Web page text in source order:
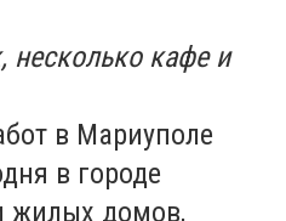
несколько кафе и
в Мариуполе
в городе
жилых домов,